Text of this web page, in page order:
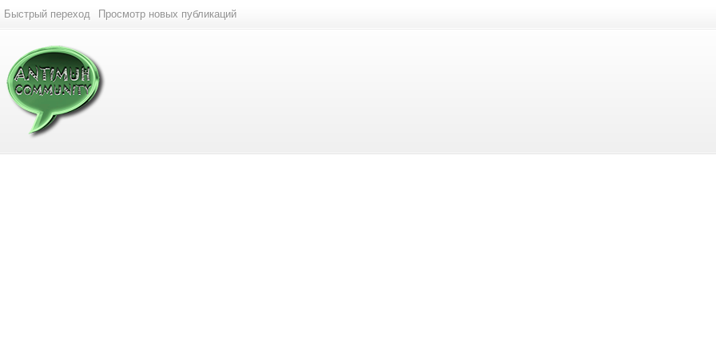
Быстрый переход Просмотр новых публикаций